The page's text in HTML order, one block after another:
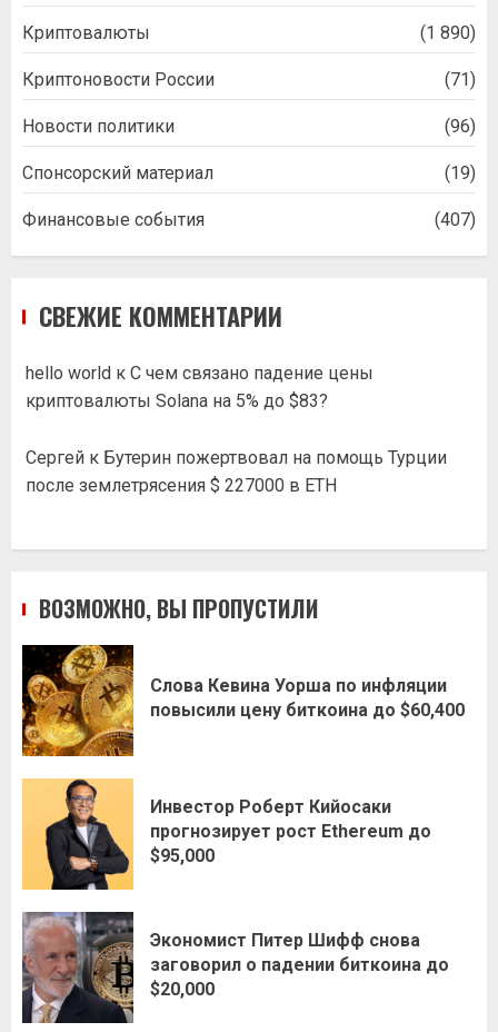
Криптовалюты (1 890)
Криптоновости России (71)
Новости политики (96)
Спонсорский материал (19)
Финансовые события (407)
СВЕЖИЕ КОММЕНТАРИИ
hello world к С чем связано падение цены
криптовалюты Solana на 5% до $83?
Сергей к Бутерин пожертвовал на помощь Турции
после землетрясения $ 227000 в ETH
ВОЗМОЖНО, ВЫ ПРОПУСТИЛИ
Слова Кевина Уорша по инфляции
повысили цену биткоина до $60,400
Инвестор Роберт Кийосаки
прогнозирует рост Ethereum до
$95,000
Экономист Питер Шифф снова
заговорил о падении биткоина до
$20,000